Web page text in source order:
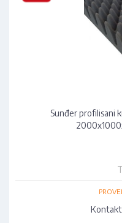
Sunđer profilisani